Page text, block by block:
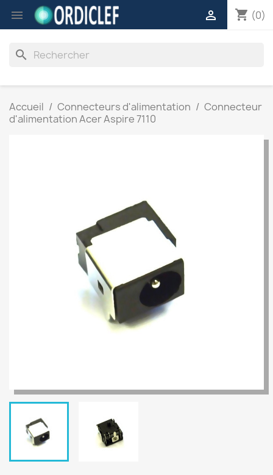
 shopping_cart (0)

search
Accueil Connecteurs d'alimentation
Connecteur
d'alimentation Acer Aspire 7110